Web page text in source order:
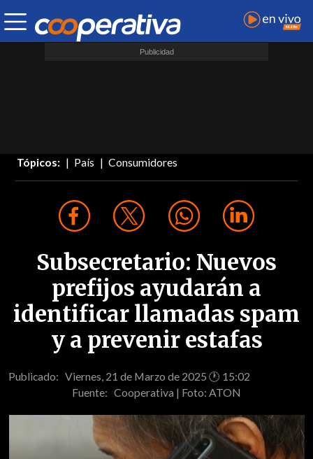
Tópicos: País Consumidores
Subsecretario: Nuevos
prefijos ayudarán a
identificar llamadas spam
y a prevenir estafas
Publicado: Viernes, 21 de Marzo de 2025 🕐 15:02
Fuente: Cooperativa | Foto: ATON